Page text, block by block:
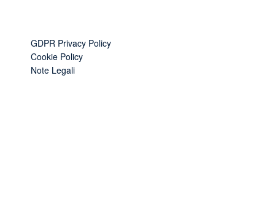
GDPR Privacy Policy
Cookie Policy
Note Legali